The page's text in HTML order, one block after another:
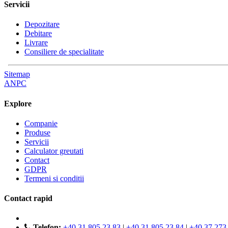
Servicii
Depozitare
Debitare
Livrare
Consiliere de specialitate
Sitemap
ANPC
Explore
Companie
Produse
Servicii
Calculator greutati
Contact
GDPR
Termeni si conditii
Contact rapid